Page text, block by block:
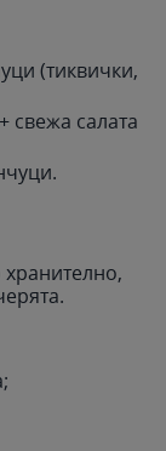
(тиквички,
свежа салата